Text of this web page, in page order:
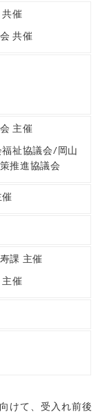
催
共催
主催
祉協議会/岡山
推進協議会
課 主催
催
主催
けて、受入れ前後